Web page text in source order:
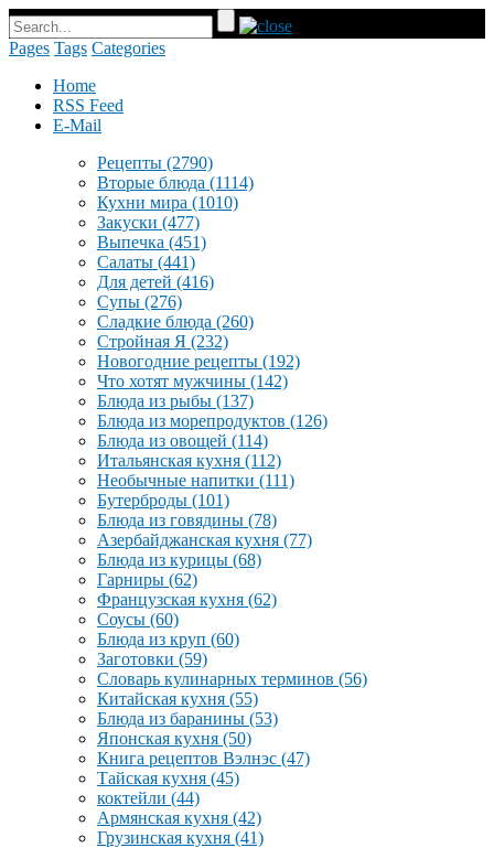
Pages Tags Categories
Home
RSS Feed
E-Mail
Рецепты (2790)
Вторые блюда (1114)
Кухни мира (1010)
Закуски (477)
Выпечка (451)
Салаты (441)
Для детей (416)
Супы (276)
Сладкие блюда (260)
Стройная Я (232)
Новогодние рецепты (192)
Что хотят мужчины (142)
Блюда из рыбы (137)
Блюда из морепродуктов (126)
Блюда из овощей (114)
Итальянская кухня (112)
Необычные напитки (111)
Бутерброды (101)
Блюда из говядины (78)
Азербайджанская кухня (77)
Блюда из курицы (68)
Гарниры (62)
Французская кухня (62)
Соусы (60)
Блюда из круп (60)
Заготовки (59)
Словарь кулинарных терминов (56)
Китайская кухня (55)
Блюда из баранины (53)
Японская кухня (50)
Книга рецептов Вэлнэс (47)
Тайская кухня (45)
коктейли (44)
Армянская кухня (42)
Грузинская кухня (41)